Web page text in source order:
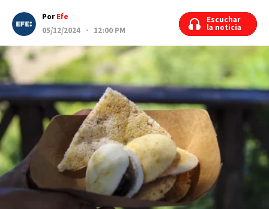
PorEfe
05/12/2024 · 12:00 PM
Escuchar
la noticia
Escuchar
la noticia